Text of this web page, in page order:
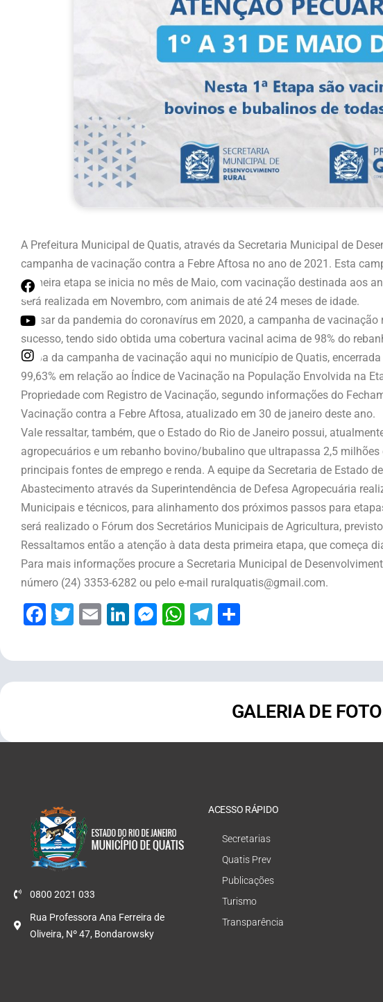
A Prefeitura Municipal de Quatis, através da Secretaria Municipal de
campanha de vacinação contra a Febre Aftosa no ano de 2021. Esta
primeira etapa se inicia no mês de Maio, com vacinação destinada aos
será realizada em Novembro, com animais de até 24 meses de idade.
Apesar da pandemia do coronavírus em 2020, a campanha de
sucesso, tendo sido obtida uma cobertura vacinal acima de 98% do
etapa da campanha de vacinação aqui no município de Quatis,
99,63% em relação ao Índice de Vacinação na População Envolvida na
Propriedade com Registro de Vacinação, segundo informações do
Vacinação contra a Febre Aftosa, atualizado em 30 de janeiro deste ano.
Vale ressaltar, também, que o Estado do Rio de Janeiro possui,
agropecuários e um rebanho bovino/bubalino que ultrapassa 2,5
principais fontes de emprego e renda. A equipe da Secretaria de Estado
Abastecimento através da Superintendência de Defesa Agropecuária
Municipais e técnicos, para alinhamento dos próximos passos para
será realizado o Fórum dos Secretários Municipais de Agricultura,
Ressaltamos então a atenção à data desta primeira etapa, que começa
Para mais informações procure a Secretaria Municipal de
número (24) 3353-6282 ou pelo e-mail ruralquatis@gmail.com.
Facebook
Twitter
EmailLinkedIn
Messenger
WhatsApp
Telegram
GALERIA DE
0800 2021 033
Rua Professora Ana Ferreira de
Oliveira, Nº 47, Bondarowsky
ACESSO RÁPIDO
Secretarias
Quatis Prev
Publicações
Turismo
Transparência